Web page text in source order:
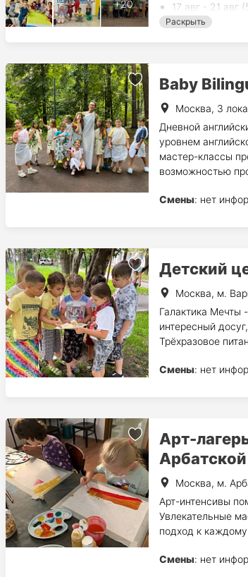
17 авг - 21 авг
24 авг - 28 авг
Раскрыть
Baby
Москва, 3
Дневной
уровнем
мастер-классы
возможностью
Смены: нет
Детский
Москва, м.
Галактика Мечты
интересный
Трёхразовое
Смены: нет
Арт-
Арбатской
Москва, м.
Арт-интенсивы
Увлекательные
подход к каждому
Смены: нет